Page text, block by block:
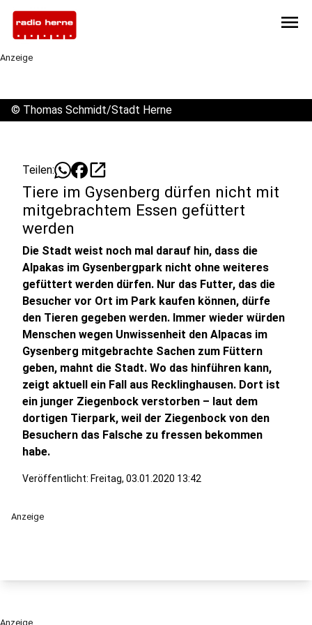
menu
Anzeige
© Thomas Schmidt/Stadt Herne
Teilen: open_in_new
Tiere im Gysenberg dürfen nicht mit
mitgebrachtem Essen gefüttert
werden
Die Stadt weist noch mal darauf hin, dass die
Alpakas im Gysenbergpark nicht ohne weiteres
gefüttert werden dürfen. Nur das Futter, das die
Besucher vor Ort im Park kaufen können, dürfe
den Tieren gegeben werden. Immer wieder würden
Menschen wegen Unwissenheit den Alpacas im
Gysenberg mitgebrachte Sachen zum Füttern
geben, mahnt die Stadt. Wo das hinführen kann,
zeigt aktuell ein Fall aus Recklinghausen. Dort ist
ein junger Ziegenbock verstorben – laut dem
dortigen Tierpark, weil der Ziegenbock von den
Besuchern das Falsche zu fressen bekommen
habe.
Veröffentlicht: Freitag, 03.01.2020 13:42
Anzeige
Anzeige